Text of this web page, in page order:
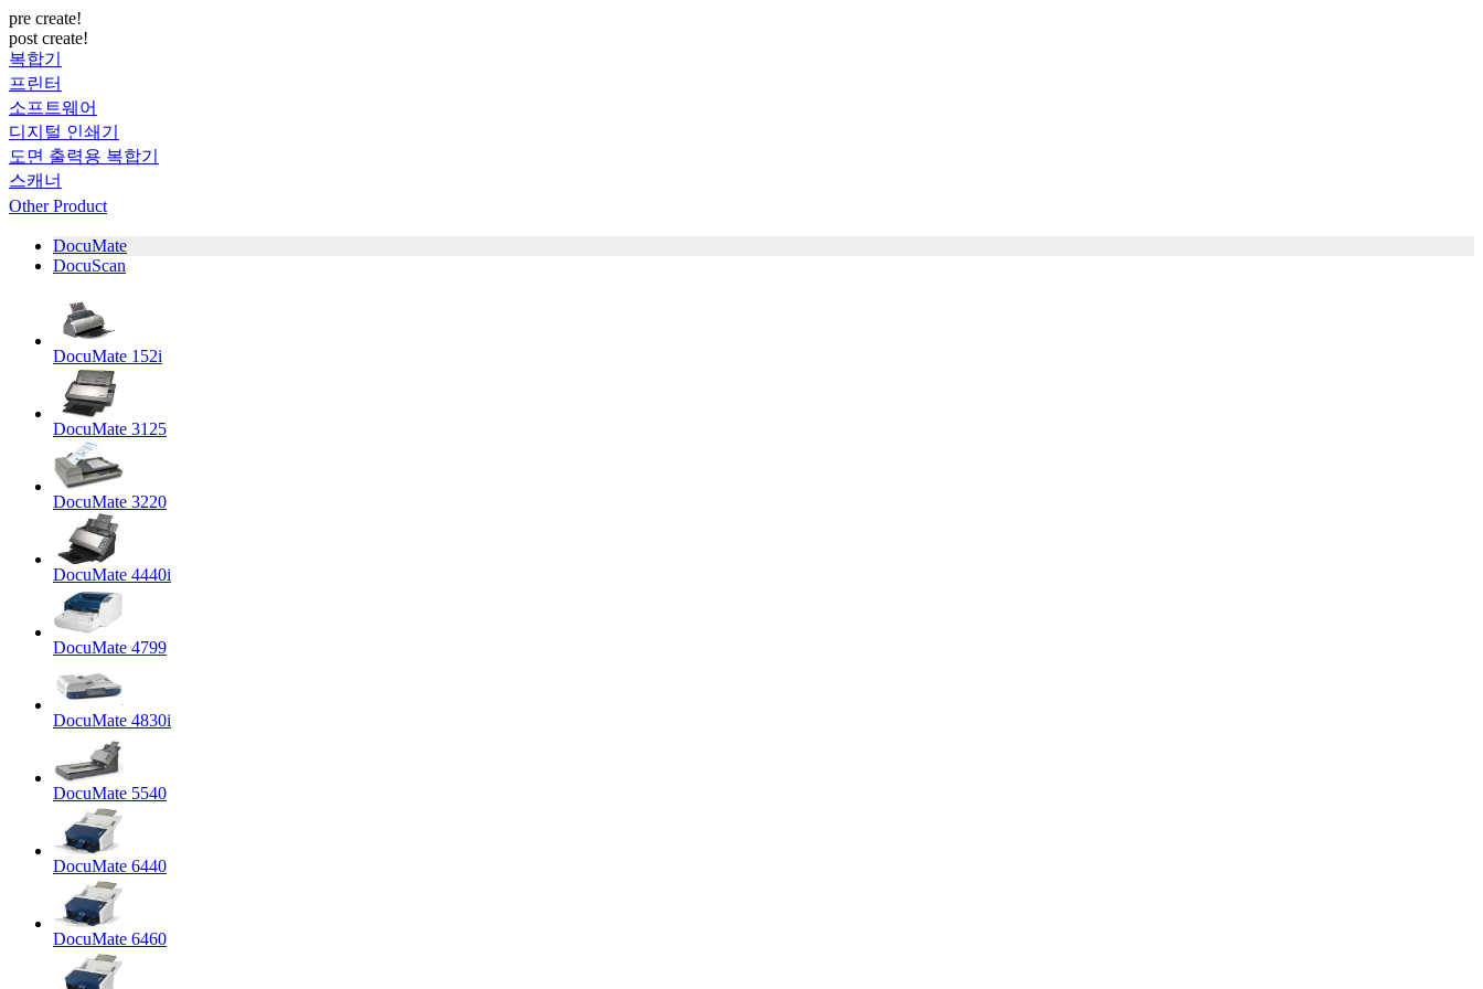
pre create!
post create!
복합기
프린터
소프트웨어
디지털 인쇄기
도면 출력용 복합기
스캐너
Other Product
DocuMate
DocuScan
DocuMate 152i
DocuMate 3125
DocuMate 3220
DocuMate 4440i
DocuMate 4799
DocuMate 4830i
DocuMate 5540
DocuMate 6440
DocuMate 6460